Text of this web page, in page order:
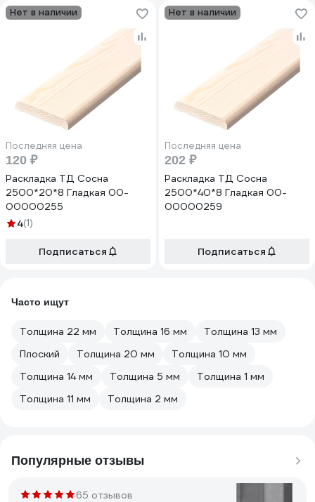
Нет в наличии
Последняя цена
120 ₽
Раскладка ТД Сосна
2500*20*8 Гладкая 00-
00000255
4(1)
Подписаться
Нет в наличии
Последняя цена
202 ₽
Раскладка ТД Сосна
2500*40*8 Гладкая 00-
00000259
Подписаться
Часто ищут
Толщина 22 мм Толщина 16 мм
Толщина 13 мм
Плоский
Толщина 20 мм
Толщина 10 мм
Толщина 14 мм
Толщина 5 мм
Толщина 1 мм
Толщина 11 мм
Толщина 2 мм
Популярные отзывы
65 отзывов